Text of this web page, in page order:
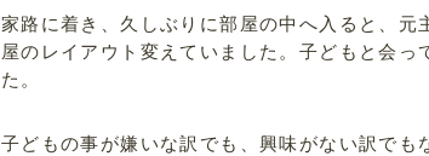
家路に着き、久しぶりに部屋の中へ入ると、
屋のレイアウト変えていました。子どもと会
た。
子どもの事が嫌いな訳でも、興味がない訳で